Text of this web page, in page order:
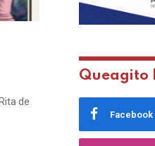
de
Queagito
Facebook